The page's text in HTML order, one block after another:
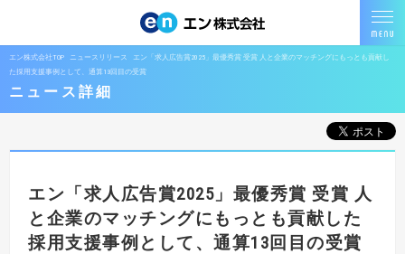
エン株式会社TOP ニュースリリース
エン「求人広告賞2025」最優秀賞 受賞 人と企業のマッチングにもっとも貢献し
た採用支援事例として、通算13回目の受賞
ニュース詳細
エン「求人広告賞2025」最優秀賞 受賞 人
と企業のマッチングにもっとも貢献した
採用支援事例として、通算13回目の受賞